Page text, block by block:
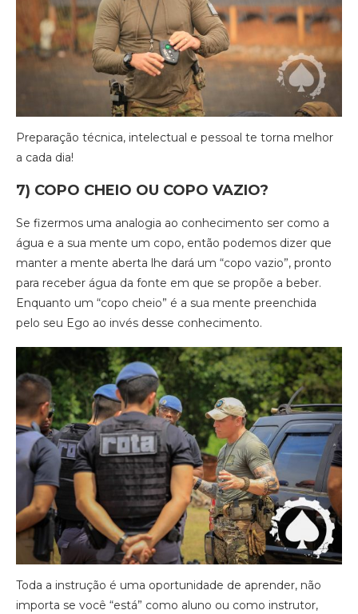
Preparação técnica, intelectual e pessoal te torna melhor
a cada dia!
7) COPO CHEIO OU COPO VAZIO?
Se fizermos uma analogia ao conhecimento ser como a
água e a sua mente um copo, então podemos dizer que
manter a mente aberta lhe dará um “copo vazio”, pronto
para receber água da fonte em que se propõe a beber.
Enquanto um “copo cheio” é a sua mente preenchida
pelo seu Ego ao invés desse conhecimento.
Toda a instrução é uma oportunidade de aprender, não
importa se você “está” como aluno ou como instrutor,